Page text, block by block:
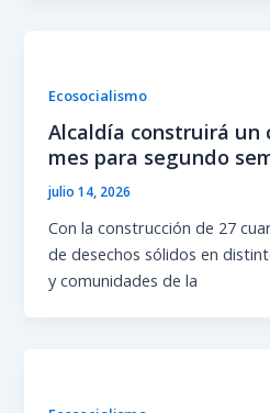
Ecosocialismo
Alcaldía construirá un
mes para segundo
julio 14, 2026
Con la construcción de 27
de desechos sólidos en
y comunidades de la